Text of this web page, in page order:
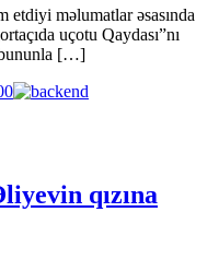
etdiyi məlumatlar əsasında
uçotu Qaydası”nı
[…]
qızına